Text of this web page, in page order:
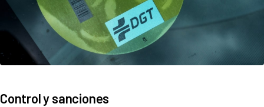
Control y sanciones